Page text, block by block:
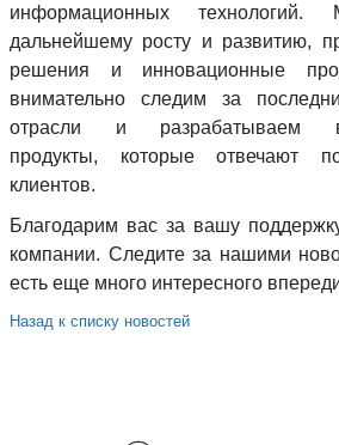
информационных
дальнейшему росту и развитию,
решения и инновационные
внимательно следим за
отрасли и разрабатываем
продукты, которые отвечают
клиентов.
Благодарим вас за вашу
компании. Следите за нашими
есть еще много интересного
Назад к списку новостей